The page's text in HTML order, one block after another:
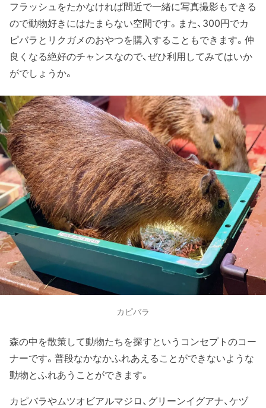
フラッシュをたかなければ間近で一緒に写真撮影もできる
ので動物好きにはたまらない空間です。また、300円でカ
ピバラとリクガメのおやつを購入することもできます。仲
良くなる絶好のチャンスなので、ぜひ利用してみてはいか
がでしょうか。
カピバラ
森の中を散策して動物たちを探すというコンセプトのコー
ナーです。普段なかなかふれあえることができないような
動物とふれあうことができます。
カピバラやムツオビアルマジロ、グリーンイグアナ、ケヅ